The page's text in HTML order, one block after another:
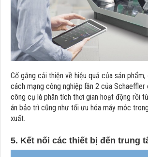
Cố gắng cải thiện về hiệu quả của sản
cách mạng công nghiệp lần 2 của
công cụ là phân tích thơi gian hoạt động rồi
án bảo trì cũng như tối ưu hóa máy móc
xuất.
5. Kết nối các thiết bị đến trung